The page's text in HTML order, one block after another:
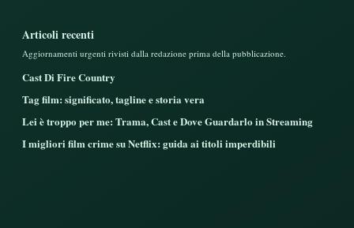
Articoli recenti
Aggiornamenti urgenti rivisti dalla redazione prima della pubblicazione.
Cast Di Fire Country
Tag film: significato, tagline e storia vera
Lei è troppo per me: Trama, Cast e Dove Guardarlo in Streaming
I migliori film crime su Netflix: guida ai titoli imperdibili